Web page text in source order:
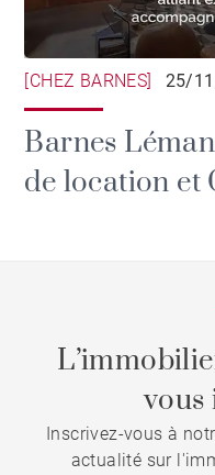
[CHEZ BARNES] 25/
Barnes
de location et
vous
Inscrivez-vous à
actualité sur